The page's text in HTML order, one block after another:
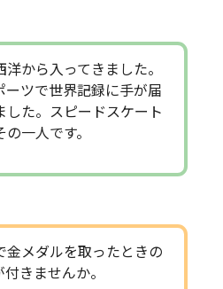
から入ってきました。
ーツで世界記録に手が届
した。スピードスケート
一人です。
金メダルを取ったときの
きませんか。